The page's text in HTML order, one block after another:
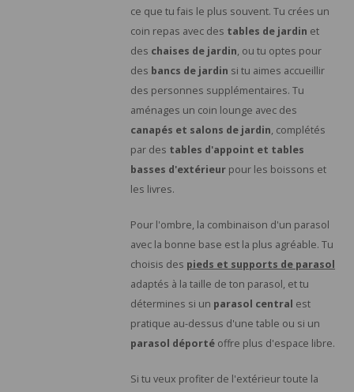
ce que tu fais le plus souvent. Tu crées un
coin repas avec des tables de jardin et
des chaises de jardin, ou tu optes pour
des bancs de jardin si tu aimes accueillir
des personnes supplémentaires. Tu
aménages un coin lounge avec des
canapés et salons de jardin, complétés
par des tables d'appoint et tables
basses d'extérieur pour les boissons et
les livres.
Pour l'ombre, la combinaison d'un parasol
avec la bonne base est la plus agréable. Tu
choisis des pieds et supports de parasol
adaptés à la taille de ton parasol, et tu
détermines si un parasol central est
pratique au-dessus d'une table ou si un
parasol déporté offre plus d'espace libre.
Si tu veux profiter de l'extérieur toute la